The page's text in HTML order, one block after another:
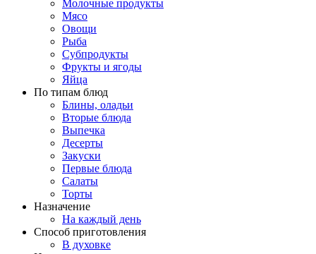
Молочные продукты
Мясо
Овощи
Рыба
Субпродукты
Фрукты и ягоды
Яйца
По типам блюд
Блины, оладьи
Вторые блюда
Выпечка
Десерты
Закуски
Первые блюда
Салаты
Торты
Назначение
На каждый день
Способ приготовления
В духовке